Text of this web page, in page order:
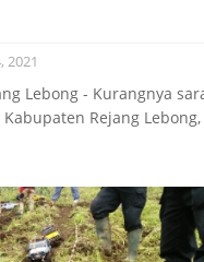
2021
Lebong - Kurangnya
Rejang